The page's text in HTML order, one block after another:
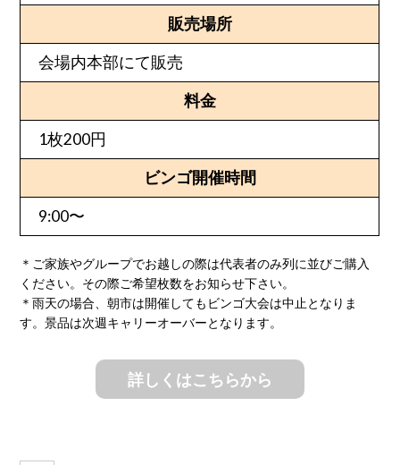
販売場所
会場内本部にて販売
料金
1枚200円
ビンゴ開催時間
9:00〜
＊ご家族やグループでお越しの際は代表者のみ列に並びご購入
ください。その際ご希望枚数をお知らせ下さい。
＊雨天の場合、朝市は開催してもビンゴ大会は中止となりま
す。景品は次週キャリーオーバーとなります。
詳しくはこちらから